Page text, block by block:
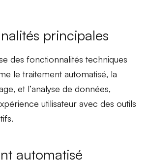
principales
des fonctionnalités techniques
letraitement automatisé, la
, et l’analyse de données,
utilisateur avec des outils
automatisé